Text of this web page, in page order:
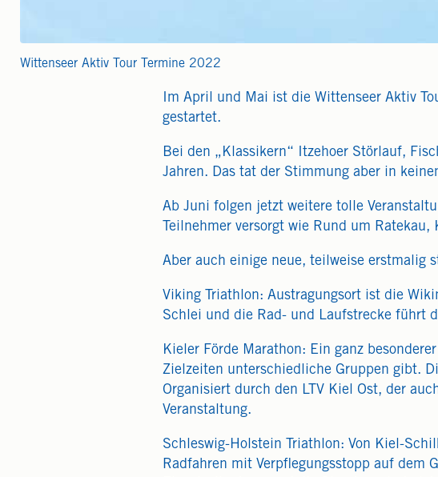
Wittenseer Aktiv Tour Termine 2022
Im April und Mai ist die Wittenseer Aktiv
gestartet.
Bei den „Klassikern“ Itzehoer Störlauf,
Jahren. Das tat der Stimmung aber in
Ab Juni folgen jetzt weitere tolle
Teilnehmer versorgt wie Rund um
Aber auch einige neue, teilweise erstmalig
Viking Triathlon: Austragungsort ist die
Schlei und die Rad- und Laufstrecke führt
Kieler Förde Marathon: Ein ganz
Zielzeiten unterschiedliche Gruppen gibt.
Organisiert durch den LTV Kiel Ost, der
Veranstaltung.
Schleswig-Holstein Triathlon: Von Kiel-
Radfahren mit Verpflegungsstopp auf dem